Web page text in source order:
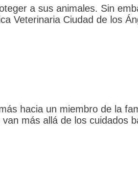
a sus animales. Sin
Veterinaria Ciudad de los
hacia un miembro de la
más allá de los cuidados